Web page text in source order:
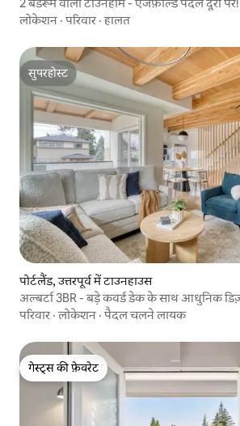
2 बेडरूम वाला टाउनहोम - एजफ़ील्ड पैदल दूरी पर!
लोकेशन ·परिवार ·हालत
सुपरहोस्ट
सुपरहोस्ट
पोर्टलैंड, उत्तरपूर्व में टाउनहाउस
अल्बर्टा 3BR - बड़े कवर्ड डेक के साथ आधुनिक
परिवार ·लोकेशन ·पैदल चलने लायक
गेस्ट्स की फ़ेवरेट
गेस्ट्स की फ़ेवरेट